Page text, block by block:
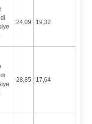
24,09 19,32
28,85 17,64